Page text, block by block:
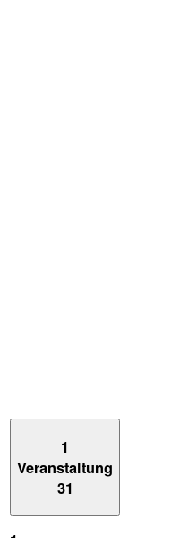
1
Veranstaltung
31